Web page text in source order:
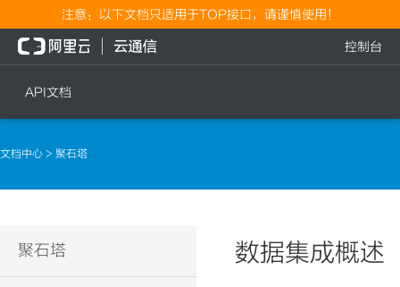
注意：以下文档只适用于TOP接口，请谨慎使用！
API文档
流量充值档位查询
控制台
文档中心 > 聚石塔
聚石塔 数据集成概述